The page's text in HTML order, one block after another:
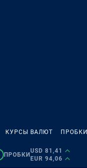
КУРСЫ ВАЛЮТ ПРОБКИ
ПРОБКИ
USD 81,41
EUR 94,06